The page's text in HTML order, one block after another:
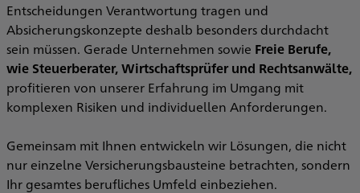
Entscheidungen Verantwortung tragen und
Absicherungskonzepte deshalb besonders durchdacht
sein müssen. Gerade Unternehmen sowie Freie Berufe,
wie Steuerberater, Wirtschaftsprüfer und Rechtsanwälte,
profitieren von unserer Erfahrung im Umgang mit
komplexen Risiken und individuellen Anforderungen.
Gemeinsam mit Ihnen entwickeln wir Lösungen, die nicht
nur einzelne Versicherungsbausteine betrachten, sondern
Ihr gesamtes berufliches Umfeld einbeziehen.